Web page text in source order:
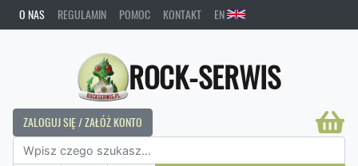
O NAS REGULAMIN POMOC KONTAKT EN
ROCK-SERWIS
ZALOGUJ SIĘ / ZAŁÓŻ KONTO